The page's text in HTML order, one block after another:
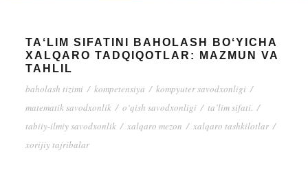
TAʻLIM SIFATINI BAHOLASH BOʻYICHA
XALQARO TADQIQOTLAR: MAZMUN VA
TAHLIL
baholash tizimi / kompetensiya / kompyuter savodxonligi /
matematik savodxonlik / o‘qish savodxonligi / ta’lim sifati. /
tabiiy-ilmiy savodxonlik / xalqaro mezon / xalqaro tashkilotlar /
xorijiy tajribalar